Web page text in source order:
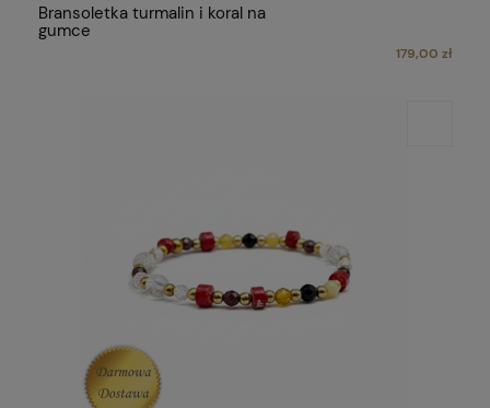
Bransoletka turmalin i koral na
gumce
179,00 zł